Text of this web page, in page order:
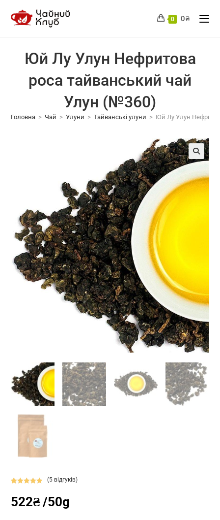
0 0₴
Юй Лу Улун Нефритова
роса тайванський чай
Улун (№360)
Головна > Чай > Улуни > Тайванські улуни > Юй Лу Улун
🔍
5.00з 5 на
основі
(5 відгуків)
522₴/50g